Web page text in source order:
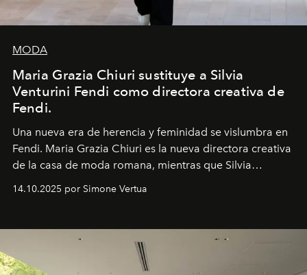
MODA
Maria Grazia Chiuri sustituye a Silvia
Venturini Fendi como directora creativa de
Fendi.
Una nueva era de herencia y feminidad se vislumbra en
Fendi. Maria Grazia Chiuri es la nueva directora creativa
de la casa de moda romana, mientras que Silvia
14.10.2025 por Simone Vertua